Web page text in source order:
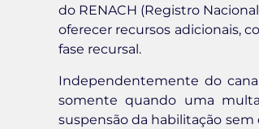
do RENACH (Registro
oferecer recursos adicionais,
fase recursal.
Independentemente do
somente quando uma
suspensão da habilitação